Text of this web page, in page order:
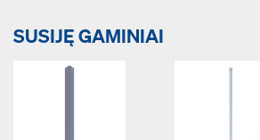
SUSIJĘ GAMINIAI